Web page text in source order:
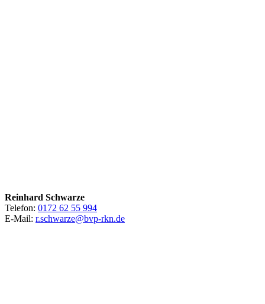
Reinhard Schwarze
Telefon: 0172 62 55 994
E-Mail: r.schwarze@bvp-rkn.de